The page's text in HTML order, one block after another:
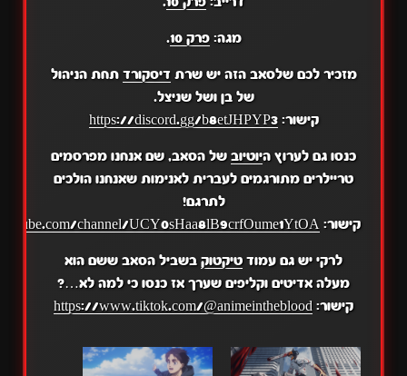
מגה:פרק 10 .
מזכיר לכם שלסאב הזה יש שרת דיסקורד תחת הניהול
של בן ושל שניצל.
קישור:https://discord.gg/b8etJHPYP3
כנסו גם לערוץ היוטיובשל הסאב, שם אנחנו מפרסמים
טריילרים מתורגמים לעברית לאנימות שאנחנו הולכים
לתרגם!
קישור: channel/UCY0sHaa8lB9crfOume1YtOA
לרקי יש גם עמודטיקטוק בשביל הסאב ששם הוא
מעלה אדיטים וקליפים שערך אז כנסו כי למה לא…?
קישור: https://www.tiktok.com/@animeintheblood